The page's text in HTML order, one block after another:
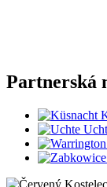
Partnerská